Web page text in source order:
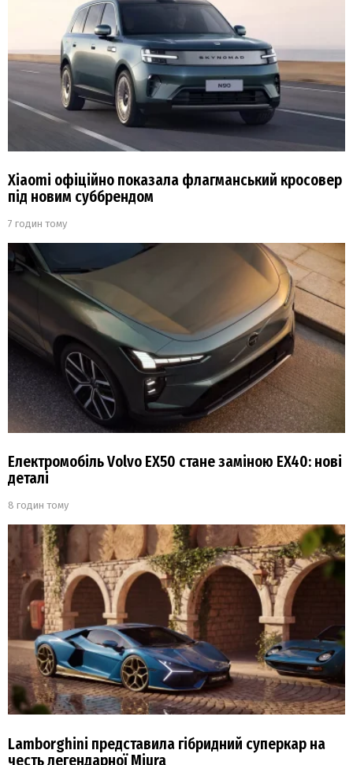
Xiaomi офіційно показала флагманський кросовер
під новим суббрендом
7 годин тому
Електромобіль Volvo EX50 стане заміною EX40: нові
деталі
8 годин тому
Lamborghini представила гібридний суперкар на
честь легендарної Miura